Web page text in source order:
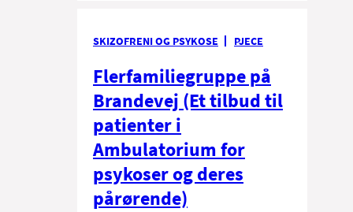
SKIZOFRENI OG PSYKOSE PJECE
Flerfamiliegruppe på
Brandevej (Et tilbud til
patienter i
Ambulatorium for
psykoser og deres
pårørende)